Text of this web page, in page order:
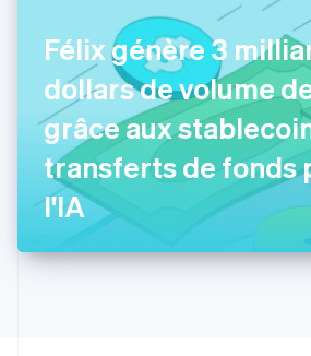
Félix génère 3
dollars de volume
grâce aux
transferts de fonds
l'IA
FrançaisEnglish
Gibraltar
English
Grèce
English
Hongrie
English
Inde
English
Irlande
English